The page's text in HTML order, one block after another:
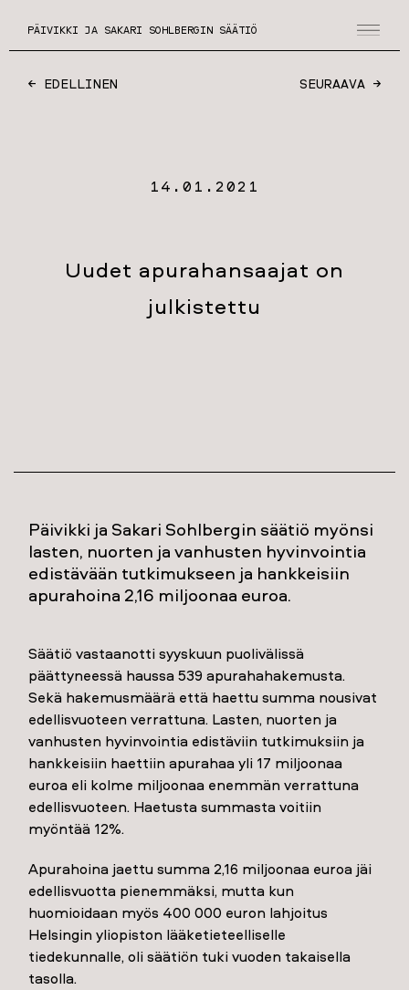
PÄIVIKKI JA SAKARI SOHLBERGIN SÄÄTIÖ
← EDELLINEN SEURAAVA →
14.01.2021
Uudet apurahansaajat on
julkistettu
Päivikki ja Sakari Sohlbergin säätiö myönsi
lasten, nuorten ja vanhusten hyvinvointia
edistävään tutkimukseen ja hankkeisiin
apurahoina 2,16 miljoonaa euroa.
Säätiö vastaanotti syyskuun puolivälissä
päättyneessä haussa 539 apurahahakemusta.
Sekä hakemusmäärä että haettu summa nousivat
edellisvuoteen verrattuna. Lasten, nuorten ja
vanhusten hyvinvointia edistäviin tutkimuksiin ja
hankkeisiin haettiin apurahaa yli 17 miljoonaa
euroa eli kolme miljoonaa enemmän verrattuna
edellisvuoteen. Haetusta summasta voitiin
myöntää 12%.
Apurahoina jaettu summa 2,16 miljoonaa euroa jäi
edellisvuotta pienemmäksi, mutta kun
huomioidaan myös 400 000 euron lahjoitus
Helsingin yliopiston lääketieteelliselle
tiedekunnalle, oli säätiön tuki vuoden takaisella
tasolla.